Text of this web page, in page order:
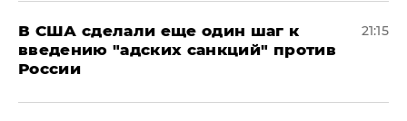
В США сделали еще один шаг к
введению "адских санкций" против
России
21:15